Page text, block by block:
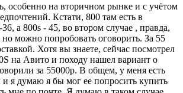
особенно на вторичном рынке и с учётом
Кстати, 800 там есть в
а 800s - 45, во втором случае , правда,
но можно попробовать оговорить. За 55
Хотя вы знаете, сейчас посмотрел
на Авито и походу нашел вариант о
за 55000р. В общем, у меня есть
и я думаю я бы мог ее попросить купить